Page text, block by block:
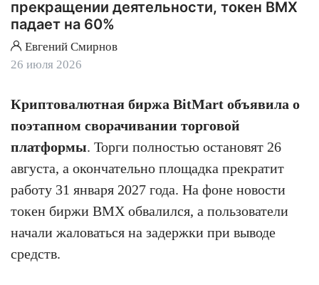
прекращении деятельности, токен BMX
падает на 60%
Евгений Смирнов
26 июля 2026
Криптовалютная биржа BitMart объявила о
поэтапном сворачивании торговой
платформы. Торги полностью остановят 26
августа, а окончательно площадка прекратит
работу 31 января 2027 года. На фоне новости
токен биржи BMX обвалился, а пользователи
начали жаловаться на задержки при выводе
средств.